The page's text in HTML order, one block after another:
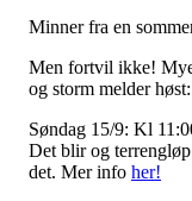
Minner fra en
Men fortvil ikke!
og storm melder høst:
Søndag 15/9: Kl
Det blir og
det. Mer info her!